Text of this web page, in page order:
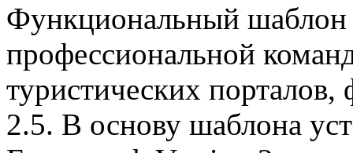
Функциональный шаблон
профессиональной
туристических
2.5. В основу шаблона